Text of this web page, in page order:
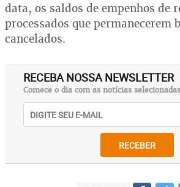
data, os saldos de empenhos de
processados que permanecerem
cancelados.
RECEBA NOSSA NEWSLETTER
Comece o dia com as notícias
RECEBER